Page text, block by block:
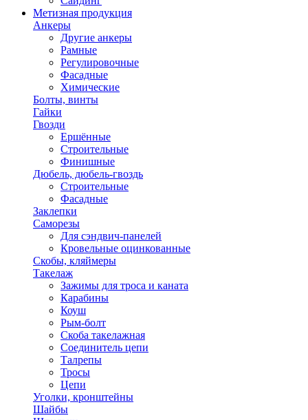
Метизная продукция
Анкеры
Другие анкеры
Рамные
Регулировочные
Фасадные
Химические
Болты, винты
Гайки
Гвозди
Ершённые
Строительные
Финишные
Дюбель, дюбель-гвоздь
Строительные
Фасадные
Заклепки
Саморезы
Для сэндвич-панелей
Кровельные оцинкованные
Скобы, кляймеры
Такелаж
Зажимы для троса и каната
Карабины
Коуш
Рым-болт
Скоба такелажная
Соединитель цепи
Талрепы
Тросы
Цепи
Уголки, кронштейны
Шайбы